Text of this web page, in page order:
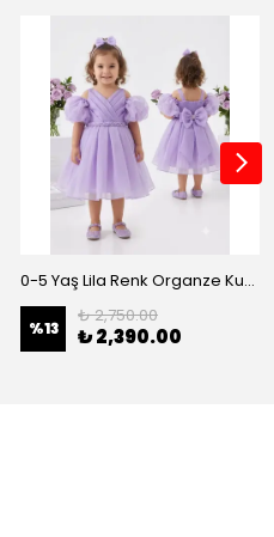
0-5 Yaş Lila Renk Organze Kumaş Bel İnci Kemerli Midi Boy Arkası Lastikli Abiye
%13
₺ 2,750.00
₺ 2,390.00